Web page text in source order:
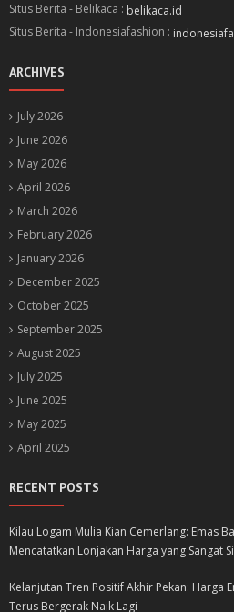
Situs Berita - Belikaca : belikaca.id
Situs Berita - Indonesiafashion :
ARCHIVES
July 2026
June 2026
May 2026
April 2026
March 2026
February 2026
January 2026
December 2025
October 2025
September 2025
August 2025
July 2025
June 2025
May 2025
April 2025
RECENT POSTS
Kilau Logam Mulia Kian Cemerlang: Emas
Mencatatkan Lonjakan Harga yang Sangat
Kelanjutan Tren Positif Akhir Pekan: Harga
Terus Bergerak Naik Lagi